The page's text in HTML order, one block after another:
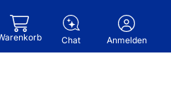
Chat Anmelden